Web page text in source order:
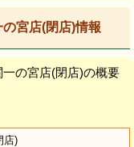
宮店(閉店)情報
の宮店(閉店)の概要
店)